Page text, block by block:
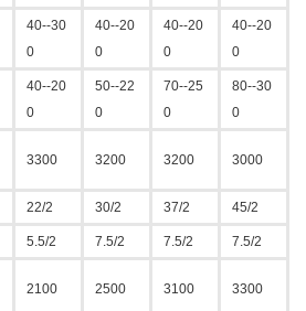
40--30
0
40--20
0
40--20
0
40--20
0
40--20
0
50--22
0
70--25
0
80--30
0
3300 3200 3200 3000
22/2 30/2 37/2 45/2
5.5/2 7.5/2 7.5/2 7.5/2
2100 2500 3100 3300